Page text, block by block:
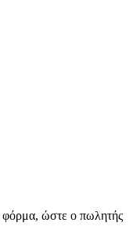
ώστε ο πωλητής